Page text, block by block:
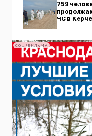
759
ЧС в
СОЦРЕКЛАМА